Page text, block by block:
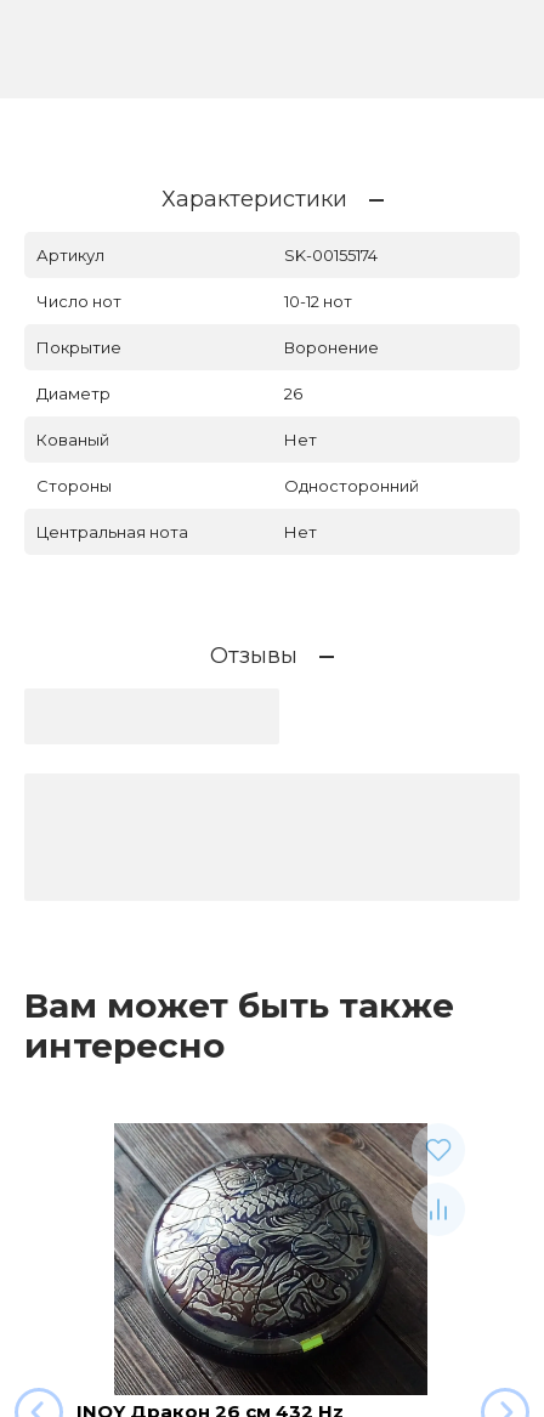
Характеристики
Артикул SK-00155174
Число нот 10-12 нот
Покрытие Воронение
Диаметр 26
Кованый Нет
Стороны Односторонний
Центральная нота Нет
Отзывы
Вам может быть также
интересно
INOY Дракон 26 см 432 Hz